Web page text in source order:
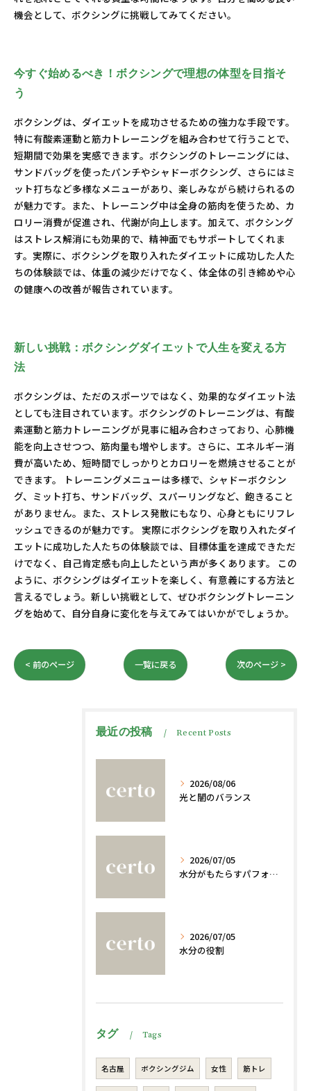
機会として、ボクシングに挑戦してみてください。
今すぐ始めるべき！ボクシングで理想の体型を目指そ
う
ボクシングは、ダイエットを成功させるための強力な手段です。
特に有酸素運動と筋力トレーニングを組み合わせて行うことで、
短期間で効果を実感できます。ボクシングのトレーニングには、
サンドバッグを使ったパンチやシャドーボクシング、さらにはミ
ット打ちなど多様なメニューがあり、楽しみながら続けられるの
が魅力です。また、トレーニング中は全身の筋肉を使うため、カ
ロリー消費が促進され、代謝が向上します。加えて、ボクシング
はストレス解消にも効果的で、精神面でもサポートしてくれま
す。実際に、ボクシングを取り入れたダイエットに成功した人た
ちの体験談では、体重の減少だけでなく、体全体の引き締めや心
の健康への改善が報告されています。
新しい挑戦：ボクシングダイエットで人生を変える方
法
ボクシングは、ただのスポーツではなく、効果的なダイエット法
としても注目されています。ボクシングのトレーニングは、有酸
素運動と筋力トレーニングが見事に組み合わさっており、心肺機
能を向上させつつ、筋肉量も増やします。さらに、エネルギー消
費が高いため、短時間でしっかりとカロリーを燃焼させることが
できます。 トレーニングメニューは多様で、シャドーボクシン
グ、ミット打ち、サンドバッグ、スパーリングなど、飽きること
がありません。また、ストレス発散にもなり、心身ともにリフレ
ッシュできるのが魅力です。 実際にボクシングを取り入れたダイ
エットに成功した人たちの体験談では、目標体重を達成できただ
けでなく、自己肯定感も向上したという声が多くあります。 この
ように、ボクシングはダイエットを楽しく、有意義にする方法と
言えるでしょう。新しい挑戦として、ぜひボクシングトレーニン
グを始めて、自分自身に変化を与えてみてはいかがでしょうか。
< 前のページ 一覧に戻る 次のページ >
最近の投稿 Recent Posts
2026/08/06
光と闇のバランス
2026/07/05
水分がもたらすパフォーマンスへの影響
2026/07/05
水分の役割
タグ Tags
名古屋 ボクシングジム 女性 筋トレ